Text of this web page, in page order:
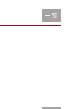
一覧